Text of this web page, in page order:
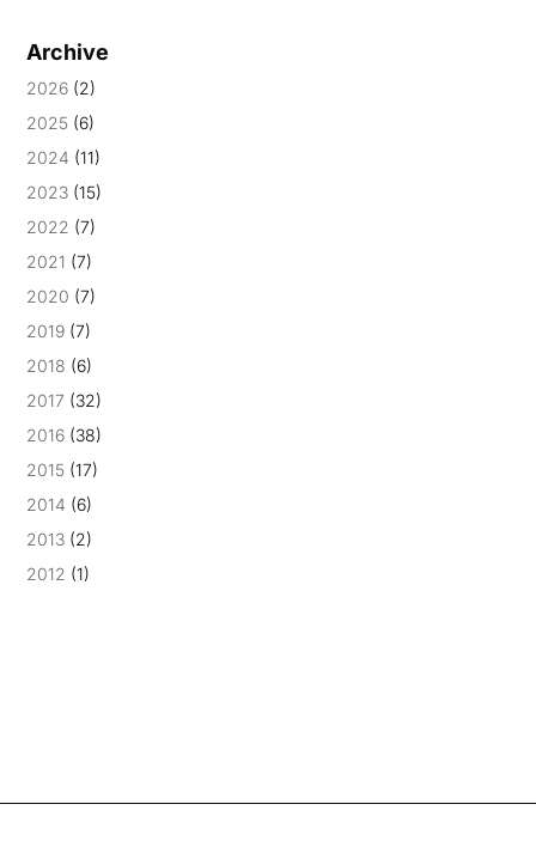
Archive
2026 (2)
2025 (6)
2024 (11)
2023 (15)
2022 (7)
2021 (7)
2020 (7)
2019 (7)
2018 (6)
2017 (32)
2016 (38)
2015 (17)
2014 (6)
2013 (2)
2012 (1)